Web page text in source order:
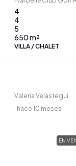
4
4
5
650m²
VILLA / CHALET
Valeria Velastegui
hace 10 meses
EN